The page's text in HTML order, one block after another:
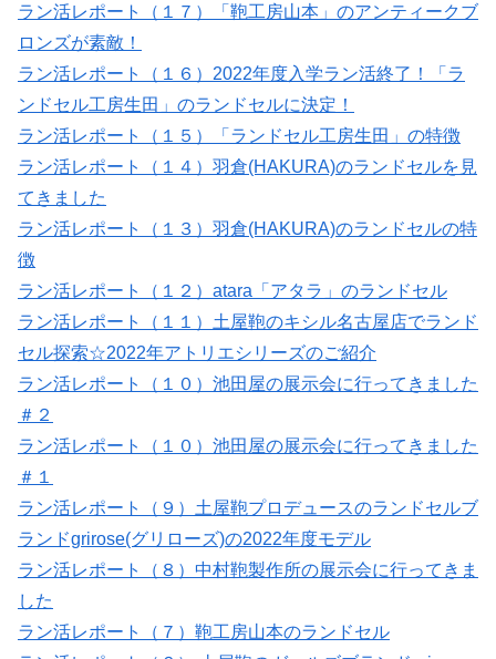
ラン活レポート（１７）「鞄工房山本」のアンティークブ
ロンズが素敵！
ラン活レポート（１６）2022年度入学ラン活終了！「ラ
ンドセル工房生田」のランドセルに決定！
ラン活レポート（１５）「ランドセル工房生田」の特徴
ラン活レポート（１４）羽倉(HAKURA)のランドセルを見
てきました
ラン活レポート（１３）羽倉(HAKURA)のランドセルの特
徴
ラン活レポート（１２）atara「アタラ」のランドセル
ラン活レポート（１１）土屋鞄のキシル名古屋店でランド
セル探索☆2022年アトリエシリーズのご紹介
ラン活レポート（１０）池田屋の展示会に行ってきました
＃２
ラン活レポート（１０）池田屋の展示会に行ってきました
＃１
ラン活レポート（９）土屋鞄プロデュースのランドセルブ
ランドgrirose(グリローズ)の2022年度モデル
ラン活レポート（８）中村鞄製作所の展示会に行ってきま
した
ラン活レポート（７）鞄工房山本のランドセル